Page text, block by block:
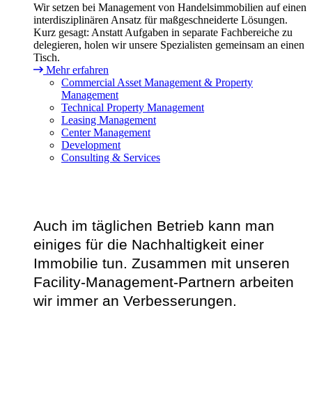
Wir setzen bei Management von Handelsimmobilien auf einen
interdisziplinären Ansatz für maßgeschneiderte Lösungen.
Kurz gesagt: Anstatt Aufgaben in separate Fachbereiche zu
delegieren, holen wir unsere Spezialisten gemeinsam an einen
Tisch.
Mehr erfahren
Commercial Asset Management & Property
Management
Technical Property Management
Leasing Management
Center Management
Development
Consulting & Services
Auch im täglichen Betrieb kann man
einiges für die Nachhaltigkeit einer
Immobilie tun. Zusammen mit unseren
Facility-Management-Partnern arbeiten
wir immer an Verbesserungen.